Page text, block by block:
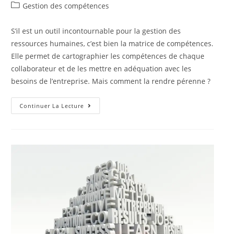
Gestion des compétences
S’il est un outil incontournable pour la gestion des
ressources humaines, c’est bien la matrice de compétences.
Elle permet de cartographier les compétences de chaque
collaborateur et de les mettre en adéquation avec les
besoins de l’entreprise. Mais comment la rendre pérenne ?
Continuer La Lecture